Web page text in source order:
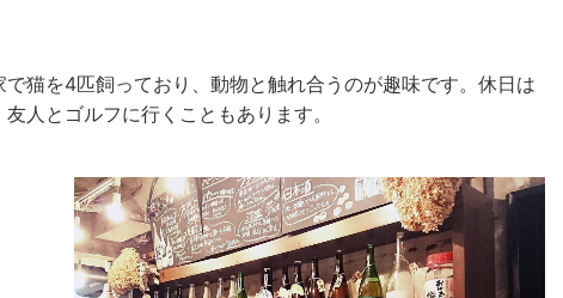
猫を4匹飼っており、動物と触れ合うのが趣味です。休日は
人とゴルフに行くこともあります。